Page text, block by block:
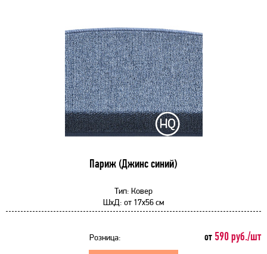
Париж (Джинс синий)
Тип: Ковер
ШхД: от 17x56 см
Розница: от 590 руб./шт